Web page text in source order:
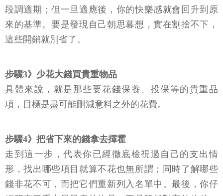
段調適期；但一旦適應後，你的快樂感就會回升到原
來的基準。要是發現自己朝思暮想，實在割捨不下，
這些開銷就別省了。
步驟3》少花大錢買貴重物品
具體來說，就是那些要花錢保養、投保等的貴重品
項，目標是盡可能刪減意料之外的花費。
步驟4》把省下來的錢拿去揮霍
走到這一步，代表你已經徹底檢視過自己的支出情
形，找出哪些項目就算不花也無所謂；同時了解哪些
錢非花不可，而把它們重新列入名單中。最後，你仔